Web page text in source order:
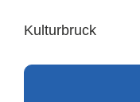
Kulturbruck